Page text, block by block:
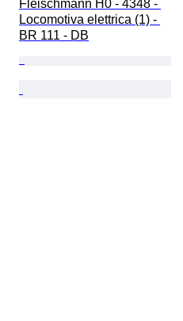
Fleischmann H0 - 4348 -
Locomotiva elettrica (1) -
BR 111 - DB